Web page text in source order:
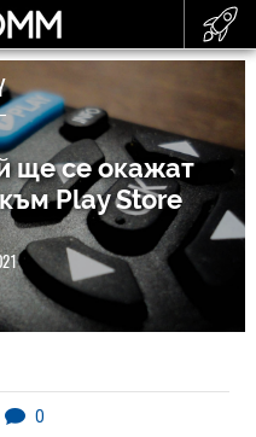
ще се окажат
Play Store
0